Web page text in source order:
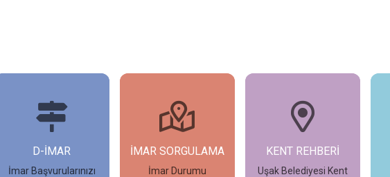
İMAR SORGULAMA
İmar Durumu
KENT REHBERİ
Uşak Belediyesi Kent
ULUSAL KENT
REHBERİ